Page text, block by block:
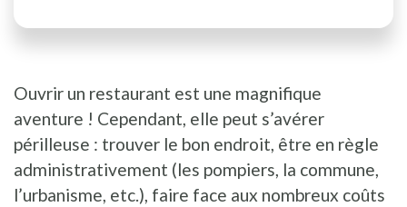
Ouvrir un restaurant est une magnifique
aventure ! Cependant, elle peut s’avérer
périlleuse : trouver le bon endroit, être en règle
administrativement (les pompiers, la commune,
l’urbanisme, etc.), faire face aux nombreux coûts